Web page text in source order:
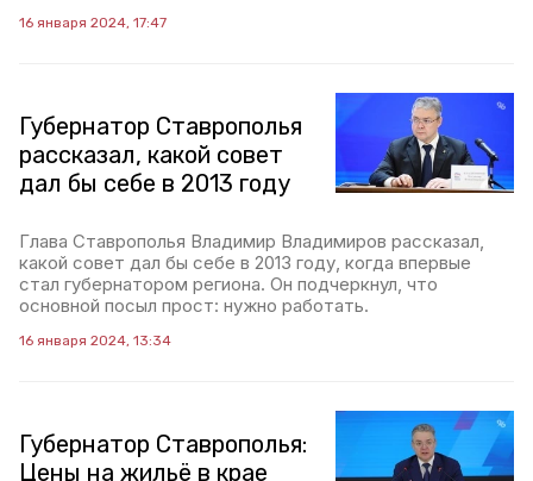
16 января 2024, 17:47
Губернатор Ставрополья
рассказал, какой совет
дал бы себе в 2013 году
Глава Ставрополья Владимир Владимиров рассказал,
какой совет дал бы себе в 2013 году, когда впервые
стал губернатором региона. Он подчеркнул, что
основной посыл прост: нужно работать.
16 января 2024, 13:34
Губернатор Ставрополья:
Цены на жильё в крае